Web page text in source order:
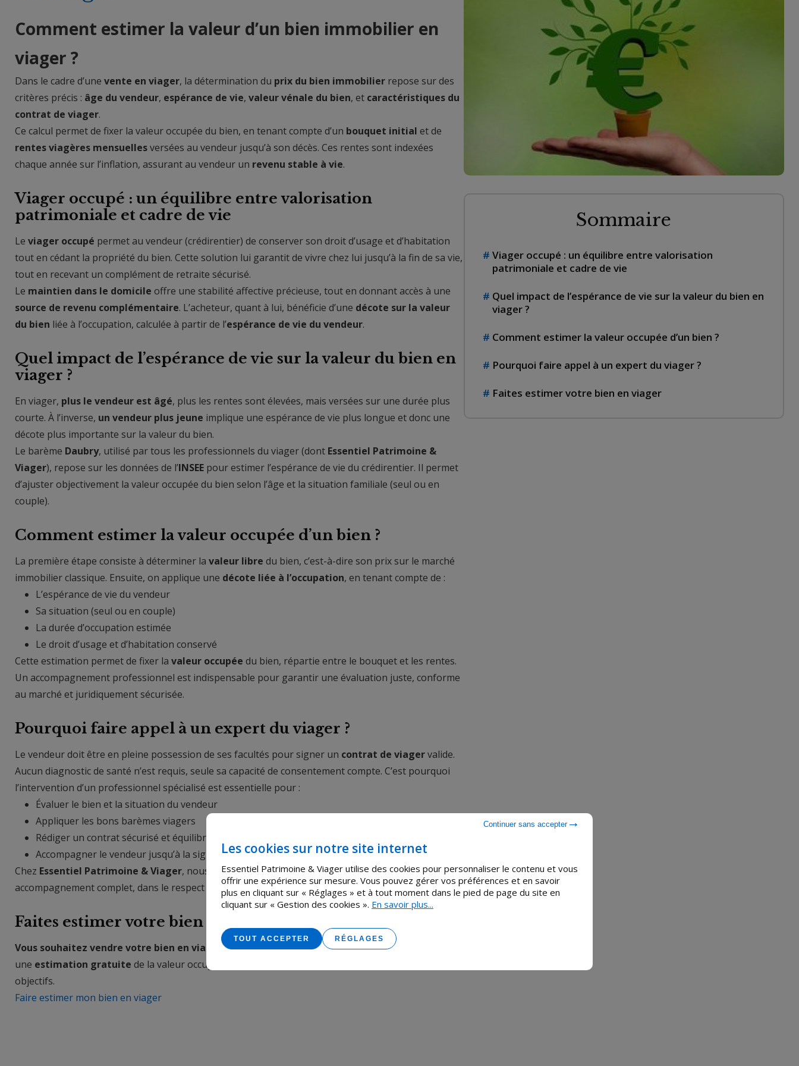
Sommaire
Viager occupé : un équilibre entre valorisation
patrimoniale et cadre de vie
Quel impact de l’espérance de vie sur la valeur du bien en
viager ?
Comment estimer la valeur occupée d’un bien ?
Pourquoi faire appel à un expert du viager ?
Faites estimer votre bien en viager
Comment estimer la valeur d’un bien immobilier en
viager ?
Dans le cadre d’une vente en viager, la détermination du prix du bien immobilier repose sur des
critères précis : âge du vendeur, espérance de vie, valeur vénale du bien, et caractéristiques du
contrat de viager.
Ce calcul permet de fixer la valeur occupée du bien, en tenant compte d’un bouquet initial et de
rentes viagères mensuellesversées au vendeur jusqu’à son décès. Ces rentes sont indexées
chaque année sur l’inflation, assurant au vendeur un revenu stable à vie.
Viager occupé : un équilibre entre valorisation
patrimoniale et cadre de vie
Le viager occupé permet au vendeur (crédirentier) de conserver son droit d’usage et d’habitation
tout en cédant la propriété du bien. Cette solution lui garantit de vivre chez lui jusqu’à la fin de sa vie,
tout en recevant un complément de retraite sécurisé.
Le maintien dans le domicile offre une stabilité affective précieuse, tout en donnant accès à une
source de revenu complémentaire. L’acheteur, quant à lui, bénéficie d’une décote sur la valeur
du bien liée à l’occupation, calculée à partir de l’espérance de vie du vendeur.
Quel impact de l’espérance de vie sur la valeur du bien en
viager ?
En viager, plus le vendeur est âgé, plus les rentes sont élevées, mais versées sur une durée plus
courte. À l’inverse, un vendeur plus jeune implique une espérance de vie plus longue et donc une
décote plus importante sur la valeur du bien.
Le barème Daubry, utilisé par tous les professionnels du viager (dont Essentiel Patrimoine &
Viager), repose sur les données de l’INSEE pour estimer l’espérance de vie du crédirentier. Il permet
d’ajuster objectivement la valeur occupée du bien selon l’âge et la situation familiale (seul ou en
couple).
Comment estimer la valeur occupée d’un bien ?
La première étape consiste à déterminer la valeur libre du bien, c’est-à-dire son prix sur le marché
immobilier classique. Ensuite, on applique une décote liée à l’occupation, en tenant compte de :
L’espérance de vie du vendeur
Sa situation (seul ou en couple)
La durée d’occupation estimée
Le droit d’usage et d’habitation conservé
Cette estimation permet de fixer la valeur occupée du bien, répartie entre le bouquet et les rentes.
Un accompagnement professionnel est indispensable pour garantir une évaluation juste, conforme
au marché et juridiquement sécurisée.
Pourquoi faire appel à un expert du viager ?
Le vendeur doit être en pleine possession de ses facultés pour signer un contrat de viagervalide.
Aucun diagnostic de santé n’est requis, seule sa capacité de consentement compte. C’est pourquoi
l’intervention d’un professionnel spécialisé est essentielle pour :
Évaluer le bien et la situation du vendeur
Appliquer les bons barèmes viagers
Rédiger un contrat sécurisé et équilibré
Accompagner le vendeur jusqu’à la signature et au-delà
Chez Essentiel Patrimoine & Viager, nous garantissons une estimation sur mesure et un
accompagnement complet, dans le respect des intérêts du vendeur.
Faites estimer votre bien en viager
Vous souhaitez vendre votre bien en viager en toute sécurité ?Faites appel à nos experts pour
une estimation gratuite de la valeur occupée de votre bien selon votre âge, votre situation et vos
objectifs.
Faire estimer mon bien en viager
Les cookies sur notre site internet
Essentiel Patrimoine & Viager utilise des cookies pour personnaliser le contenu et vous
offrir une expérience sur mesure. Vous pouvez gérer vos préférences et en savoir
plus en cliquant sur « Réglages » et à tout moment dans le pied de page du site en
cliquant sur « Gestion des cookies ». En savoir plus...
TOUT ACCEPTER RÉGLAGES
Continuer sans accepter